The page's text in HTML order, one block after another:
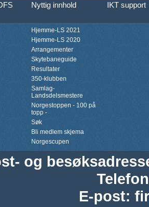
Nyttig innhold IKT support
Hjemme-LS 2021
Hjemme-LS 2020
Arrangementer
Skytebaneguide
Resultater
350-klubben
Samlag-
Landsdelsmestere
Norgestoppen - 100 på
topp -
Søk
Bli medlem skjema
Norgescupen
og
Telefon
E-post: